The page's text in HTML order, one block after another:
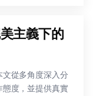
主義下的
從多角度深入分
度，並提供真實